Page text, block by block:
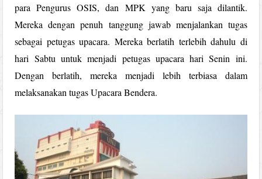
para Pengurus OSIS, dan MPK yang baru saja dilantik.
Mereka dengan penuh tanggung jawab menjalankan tugas
sebagai petugas upacara. Mereka berlatih terlebih dahulu di
hari Sabtu untuk menjadi petugas upacara hari Senin ini.
Dengan berlatih, mereka menjadi lebih terbiasa dalam
melaksanakan tugas Upacara Bendera.